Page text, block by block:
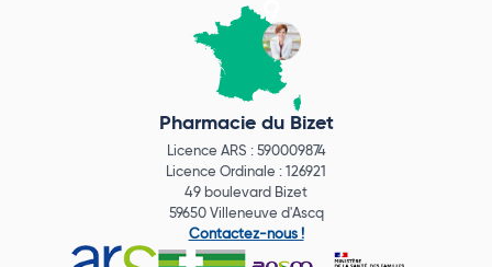
Pharmacie du Bizet
Licence ARS : 590009874
Licence Ordinale : 126921
49 boulevard Bizet
59650 Villeneuve d'Ascq
Contactez-nous !